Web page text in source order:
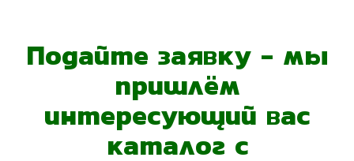
Подайте заявку - мы
пришлём
интересующий вас
каталог с